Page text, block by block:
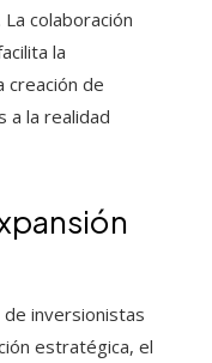
colaboración
la
creación de
a la realidad
inversionistas
estratégica, el